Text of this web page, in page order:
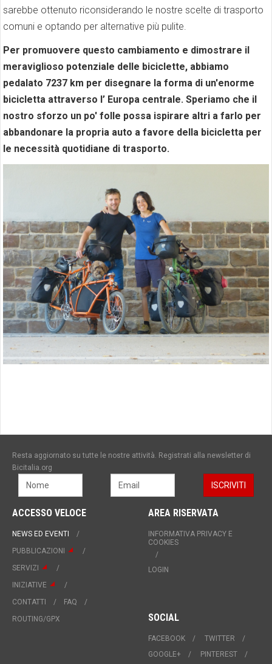
sarebbe ottenuto riconsiderando le nostre scelte di trasporto
comuni e optando per alternative più pulite.
Per promuovere questo cambiamento e dimostrare il
meraviglioso potenziale delle biciclette, abbiamo
pedalato 7237 km per disegnare la forma di un'enorme
bicicletta attraverso l’ Europa centrale. Speriamo che il
nostro sforzo un po' folle possa ispirare altri a farlo per
abbandonare la propria auto a favore della bicicletta per
le necessità quotidiane di trasporto.
Resta aggiornato su tutte le nostre attività. Registrati alla newsletter di
Bicitalia.org
ACCESSO VELOCE
NEWS ED EVENTI
PUBBLICAZIONI
SERVIZI
INIZIATIVE
CONTATTI
FAQ
ROUTING/GPX
AREA RISERVATA
INFORMATIVA PRIVACY E
COOKIES
LOGIN
SOCIAL
FACEBOOK
TWITTER
GOOGLE+
PINTEREST